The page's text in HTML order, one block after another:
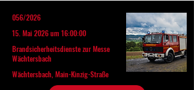
056/2026
15. Mai 2026 um 16:00:00
Brandsicherheitsdienste zur Messe
Wächtersbach
Wächtersbach, Main-Kinzig-Straße